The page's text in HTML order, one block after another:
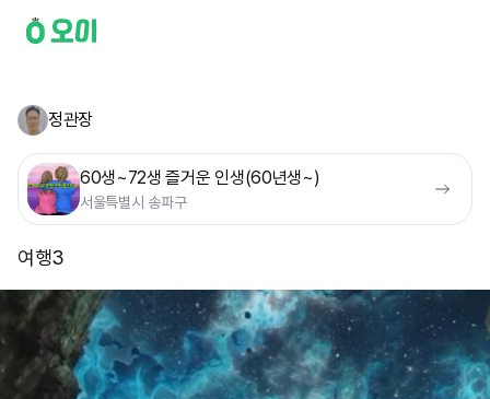
정관장
60생~72생 즐거운 인생(60년생~)
서울특별시 송파구
여행3